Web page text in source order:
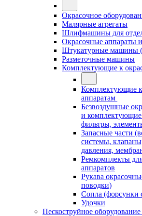
Окрасочное
Малярные агрегаты
Шлифмашины для
Окрасочные аппараты
Штукатурные машины
Разметочные машины
Комплектующие к
Комплектующие
аппаратам
Безвоздушные
и комплектующие
фильтры,
Запасные части
системы,
давления,
Ремкомплекты
аппаратов
Рукава
поводки)
Сопла (форсунки
Удочки
Пескоструйное оборудование